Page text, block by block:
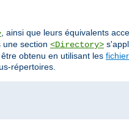
, ainsi que leurs équivalents
une section <Directory>
obtenu en utilisant les
répertoires.